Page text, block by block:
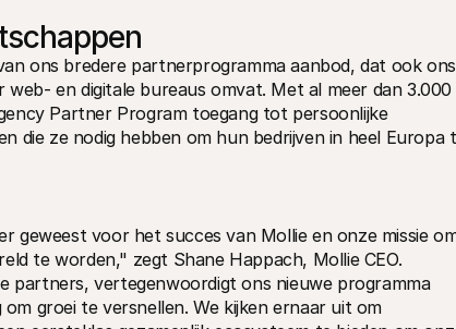
ons bredere partnerprogramma aanbod, dat ook ons
en digitale bureaus omvat. Met al meer dan 3.000
Partner Program toegang tot persoonlijke
die ze nodig hebben om hun bedrijven in heel Europa
geweest voor het succes van Mollie en onze missie
te worden," zegt Shane Happach, Mollie CEO.
partners, vertegenwoordigt ons nieuwe programma
groei te versnellen. We kijken ernaar uit om